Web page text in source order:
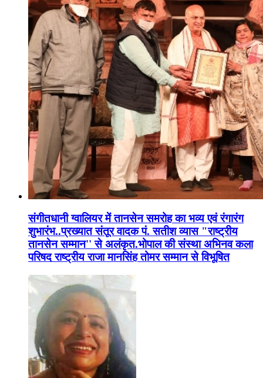
संगीतधानी ग्वालियर में तानसेन समरोह का भव्य एवं रंगारंग
शुभारंभ..प्रख्यात संतूर वादक पं. सतीश व्यास "राष्ट्रीय
तानसेन सम्मान'' से अलंकृत.भोपाल की संस्था अभिनव कला
परिषद राष्ट्रीय राजा मानसिंह तोमर सम्मान से विभूषित